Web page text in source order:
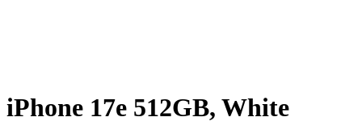
iPhone 17e 512GB, White